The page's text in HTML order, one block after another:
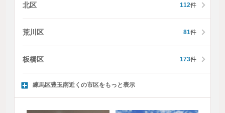
北区 112件
荒川区 81件
板橋区 173件
練馬区豊玉南近くの市区をもっと表示